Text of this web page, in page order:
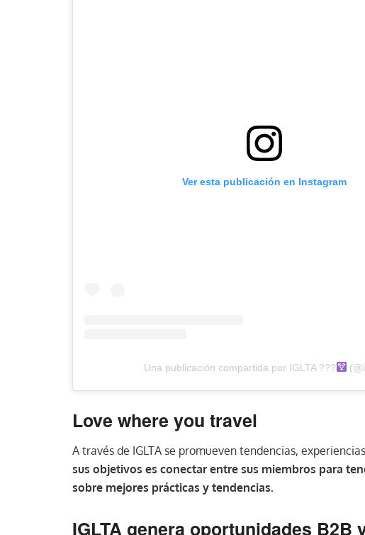
Ver esta publicación en Instagram
Una publicación compartida por IGLTA ?‍??
Love where you travel
A través de IGLTA se promueven tendencias,
sus objetivos es conectar entre sus miembros para
sobre mejores prácticas y tendencias.
IGLTA genera oportunidades B2B